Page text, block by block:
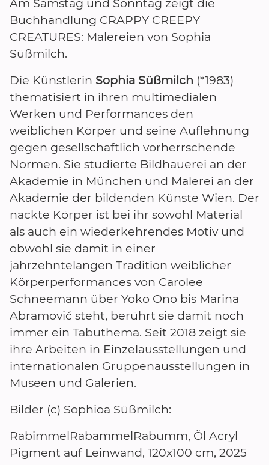
Am Samstag und Sonntag zeigt die
Buchhandlung CRAPPY CREEPY
CREATURES: Malereien von Sophia
Süßmilch.
Die Künstlerin Sophia Süßmilch (*1983)
thematisiert in ihren multimedialen
Werken und Performances den
weiblichen Körper und seine Auflehnung
gegen gesellschaftlich vorherrschende
Normen. Sie studierte Bildhauerei an der
Akademie in München und Malerei an der
Akademie der bildenden Künste Wien. Der
nackte Körper ist bei ihr sowohl Material
als auch ein wiederkehrendes Motiv und
obwohl sie damit in einer
jahrzehntelangen Tradition weiblicher
Körperperformances von Carolee
Schneemann über Yoko Ono bis Marina
Abramović steht, berührt sie damit noch
immer ein Tabuthema. Seit 2018 zeigt sie
ihre Arbeiten in Einzelausstellungen und
internationalen Gruppenausstellungen in
Museen und Galerien.
Bilder (c) Sophioa Süßmilch:
RabimmelRabammelRabumm, Öl Acryl
Pigment auf Leinwand, 120x100 cm, 2025